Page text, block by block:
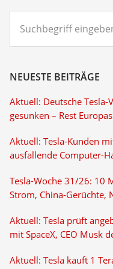
eingeben...
NEUESTE BEITRÄGE
Aktuell: Deutsche
gesunken – Rest
Aktuell: Tesla-Kunden
ausfallende Computer-
Tesla-Woche 31/26: 10
Strom, China-Gerüchte,
Aktuell: Tesla prüft
mit SpaceX, CEO Musk
Aktuell: Tesla kauft 1